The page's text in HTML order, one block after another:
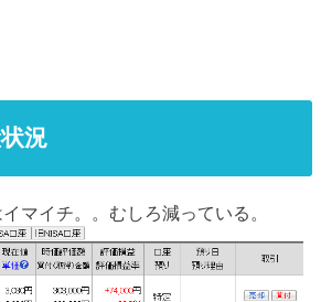
況
マイチ。。むしろ減っている。